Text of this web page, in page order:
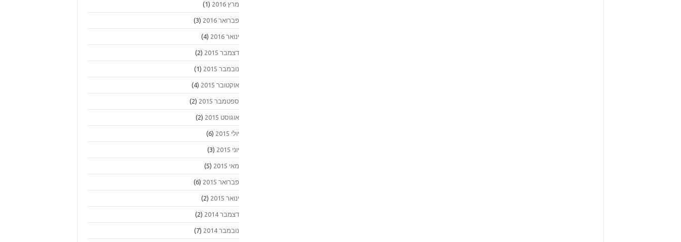
מרץ 2016 (1)
פברואר 2016 (3)
ינואר 2016 (4)
דצמבר 2015 (2)
נובמבר 2015 (1)
אוקטובר 2015 (4)
ספטמבר 2015 (2)
אוגוסט 2015 (2)
יולי 2015 (6)
יוני 2015 (3)
מאי 2015 (5)
פברואר 2015 (6)
ינואר 2015 (2)
דצמבר 2014 (2)
נובמבר 2014 (7)